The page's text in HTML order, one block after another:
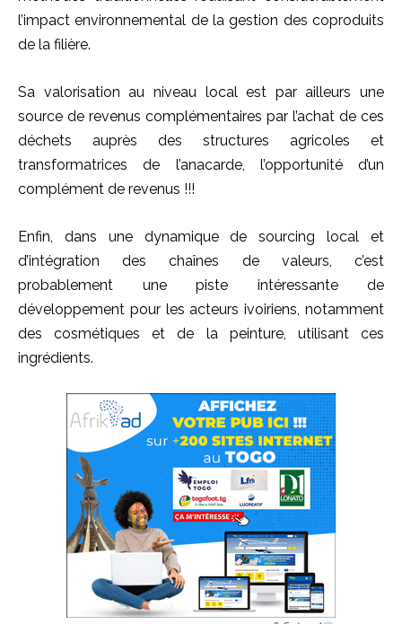
l’impact environnemental de la gestion des coproduits
de la filière.
Sa valorisation au niveau local est par ailleurs une
source de revenus complémentaires par l’achat de ces
déchets auprès des structures agricoles et
transformatrices de l’anacarde, l’opportunité d’un
complément de revenus !!!
Enfin, dans une dynamique de sourcing local et
d’intégration des chaînes de valeurs, c’est
probablement une piste intéressante de
développement pour les acteurs ivoiriens, notamment
des cosmétiques et de la peinture, utilisant ces
ingrédients.